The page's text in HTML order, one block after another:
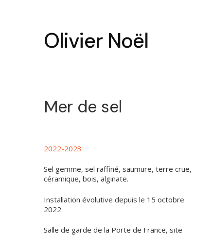
Olivier Noël
Mer de sel
2022-2023
Sel gemme, sel raffiné, saumure, terre crue,
céramique, bois, alginate.
Installation évolutive depuis le 15 octobre
2022.
Salle de garde de la Porte de France, site